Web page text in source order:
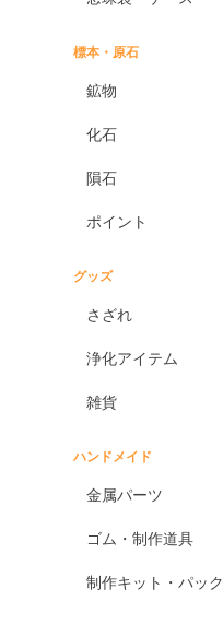
標本・原石
鉱物
化石
隕石
ポイント
グッズ
さざれ
浄化アイテム
雑貨
ハンドメイド
金属パーツ
ゴム・制作道具
制作キット・パック